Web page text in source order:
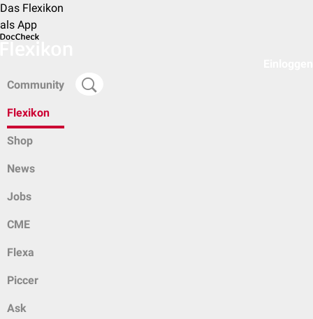
Das Flexikon
als App
Community
Flexikon
Shop
News
Jobs
CME
Flexa
Piccer
Ask